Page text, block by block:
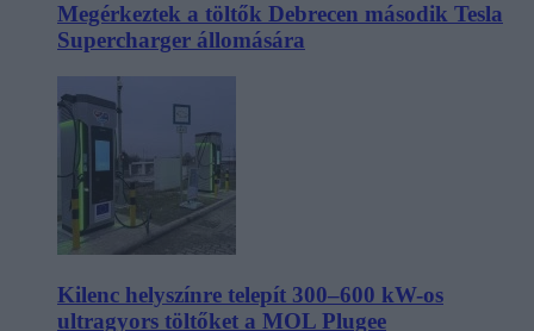
Megérkeztek a töltők Debrecen második Tesla
Supercharger állomására
Kilenc helyszínre telepít 300–600 kW-os
ultragyors töltőket a MOL Plugee